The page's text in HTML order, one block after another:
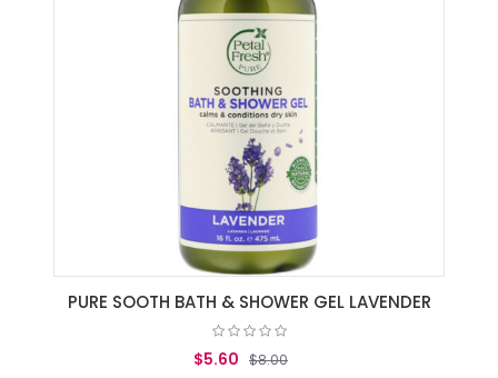
PURE SOOTH BATH & SHOWER GEL LAVENDER
$5.60 $8.00